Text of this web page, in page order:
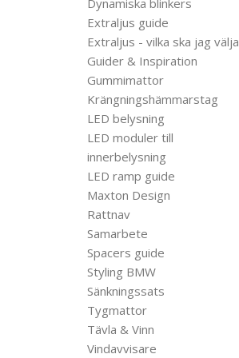
Extraljus guide
Extraljus - vilka ska jag välja
Guider & Inspiration
Gummimattor
Krängningshämmarstag
LED belysning
LED moduler till
innerbelysning
LED ramp guide
Maxton Design
Rattnav
Samarbete
Spacers guide
Styling BMW
Sänkningssats
Tygmattor
Tävla & Vinn
Vindavvisare